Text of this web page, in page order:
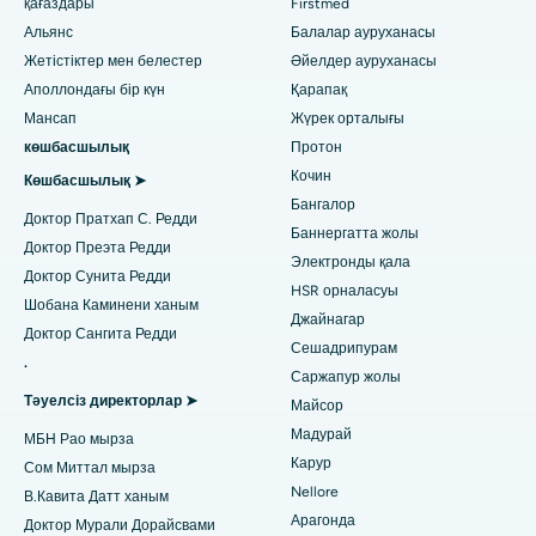
Дерматологты табыңыз
Урологты табыңыз
Диабетологты табыңыз
Гинекологты табыңыз
Жалпы дәрігерді табыңыз
Психологты табыңыз
Хайдарабадтағы Джубили Хиллздегі ең жақсы аурухана
Тондиарпеттегі, Ченнайдағы ең үздік аурухана
Коттурпурамдағы, Ченнайдағы ең жақсы аурухана
Ковай жолындағы ең жақсы аурухана, Карур
Карапаккамдағы, Ченнайдағы ең үздік аурухана
Ариловадағы, Визагтағы ең үздік аурухана
Лакхнаудағы Канпур жолындағы ең жақсы аурухана
Нойдадағы 26-сектордағы ең үздік аурухана
Ахмедабадтағы Гандинагардағы ең жақсы аурухана
Арагонда, Андхра-Прадештегі ең үздік аурухана
Бангалордағы Баннергхатта жолындағы ең жақсы
аурухана
Коронарлық ангиограф
MitraClip клапанын жөндеу
Ең аз инвазивті кардиохирургия
Катетер абляциясы
ACL қалпына келтіру хирургиясы
Жатыр артериясының эмболизациясы
Аналық бездің цистэктомиясы
Сүт безі қатерлі ісігінің хирургиясы
қағаздары
Альянс
Жетістіктер мен белестер
Аполлондағы бір күн
Мансап
көшбасшылық
Көшбасшылық ➤
Доктор Пратхап С. Редди
Доктор Преэта Редди
Доктор Сунита Редди
Шобана Каминени ханым
Доктор Сангита Редди
.
Тәуелсіз директорлар ➤
МБН Рао мырза
Сом Миттал мырза
В.Кавита Датт ханым
Доктор Мурали Дорайсвами
Firstmed
Балалар ауруханасы
Әйелдер ауруханасы
Қарапақ
Жүрек орталығы
Протон
Кочин
Бангалор
Баннергатта жолы
Электронды қала
HSR орналасуы
Джайнагар
Сешадрипурам
Саржапур жолы
Майсор
Мадурай
Карур
Nellore
Арагонда